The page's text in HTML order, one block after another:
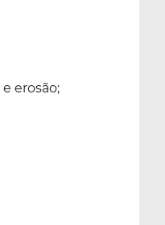
erosão;